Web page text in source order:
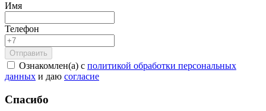
Имя
Телефон
Ознакомлен(а) с политикой обработки персональных
данных и даю согласие
Спасибо